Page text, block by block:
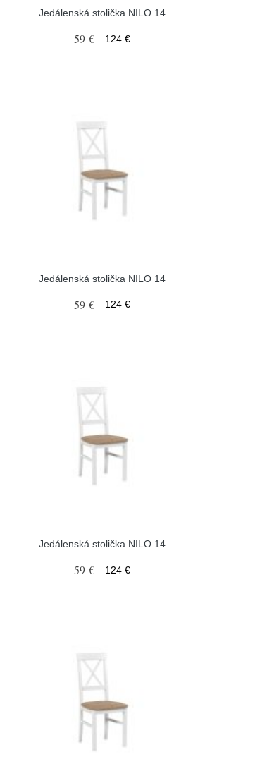
Jedálenská stolička NILO 14
59 € 124 €
Jedálenská stolička NILO 14
59 € 124 €
Jedálenská stolička NILO 14
59 € 124 €